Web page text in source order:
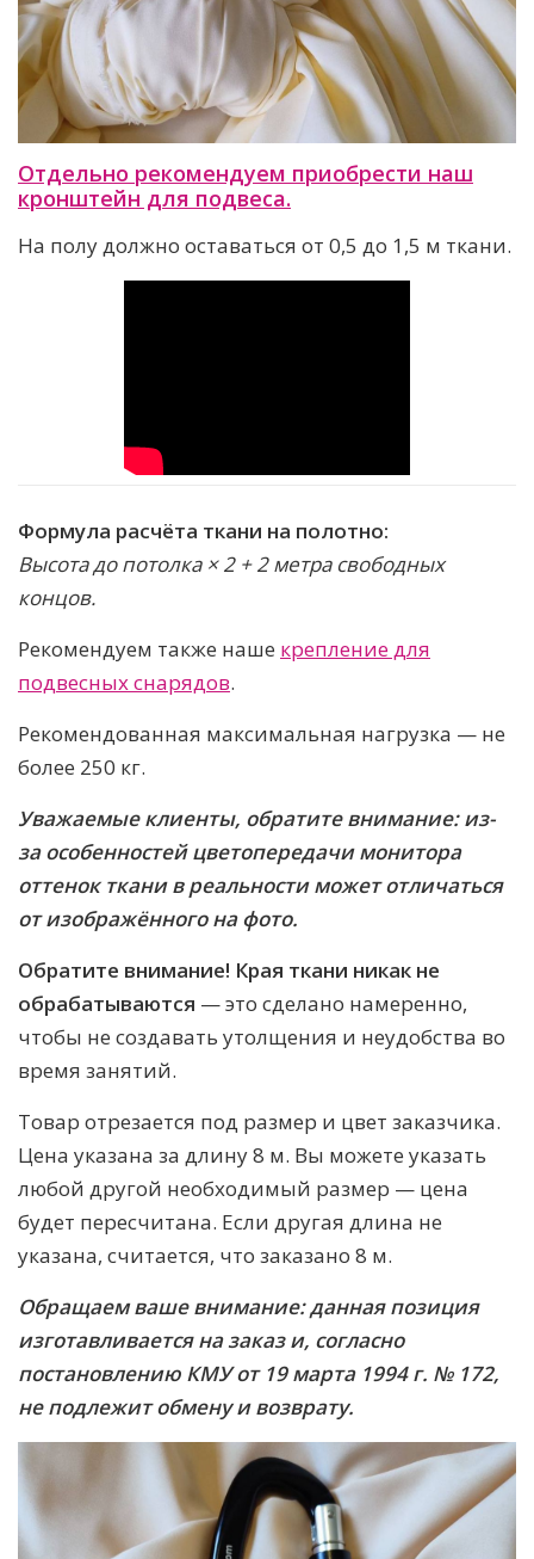
Отдельно рекомендуем приобрести наш
кронштейн для подвеса.
На полу должно оставаться от 0,5 до 1,5 м ткани.
Формула расчёта ткани на полотно:
Высота до потолка × 2 + 2 метра свободных
концов.
Рекомендуем также наше крепление для
подвесных снарядов.
Рекомендованная максимальная нагрузка — не
более 250 кг.
Уважаемые клиенты, обратите внимание: из-
за особенностей цветопередачи монитора
оттенок ткани в реальности может отличаться
от изображённого на фото.
Обратите внимание! Края ткани никак не
обрабатываются — это сделано намеренно,
чтобы не создавать утолщения и неудобства во
время занятий.
Товар отрезается под размер и цвет заказчика.
Цена указана за длину 8 м. Вы можете указать
любой другой необходимый размер — цена
будет пересчитана. Если другая длина не
указана, считается, что заказано 8 м.
Обращаем ваше внимание: данная позиция
изготавливается на заказ и, согласно
постановлению КМУ от 19 марта 1994 г. № 172,
не подлежит обмену и возврату.